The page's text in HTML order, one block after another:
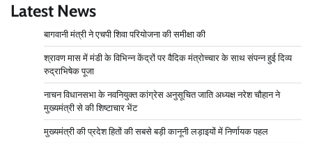
Latest News
बागवानी मंत्री ने एचपी शिवा परियोजना की समीक्षा की
श्रावण मास में मंडी के विभिन्न केंद्रों पर वैदिक मंत्रोच्चार के साथ संपन्न हुई दिव्य
रुद्राभिषेक पूजा
नाचन विधानसभा के नवनियुक्त कांग्रेस अनुसूचित जाति अध्यक्ष नरेश चौहान ने
मुख्यमंत्री से की शिष्टाचार भेंट
मुख्यमंत्री की प्रदेश हितों की सबसे बड़ी कानूनी लड़ाइयों में निर्णायक पहल